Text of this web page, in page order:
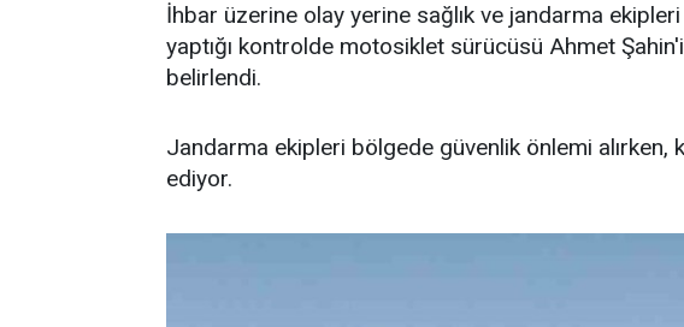
İhbar üzerine olay yerine sağlık ve jandarma
yaptığı kontrolde motosiklet sürücüsü Ahmet
belirlendi.
Jandarma ekipleri bölgede güvenlik önlemi
ediyor.